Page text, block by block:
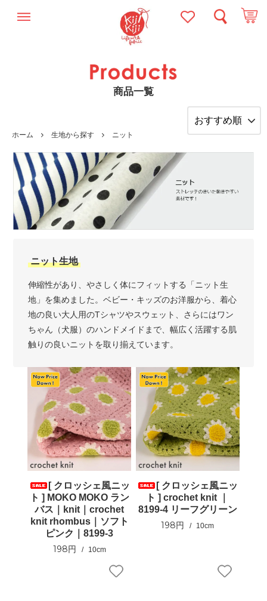
商品一覧
ホーム 生地から探す ニット
ニット生地
伸縮性があり、やさしく体にフィットする「ニット生
地」を集めました。ベビー・キッズのお洋服から、着心
地の良い大人用のTシャツやスウェット、さらにはワン
ちゃん（犬服）のハンドメイドまで、幅広く活躍する肌
触りの良いニットを取り揃えています。
[ クロッシェ風ニッ
ト ] MOKO MOKO ラン
バス｜knit｜crochet
knit rhombus｜ソフト
ピンク｜8199-3
198円 10cm
[ クロッシェ風ニッ
ト ] crochet knit ｜
8199-4 リーフグリーン
198円 10cm